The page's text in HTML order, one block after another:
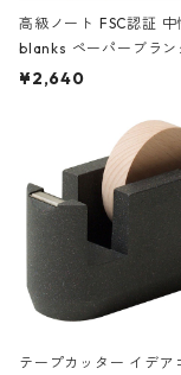
高級ノート FSC認証
blanks ペーパーブラン
ハードカバー 罫線 ヴァ
¥2,640
テープカッター イデア